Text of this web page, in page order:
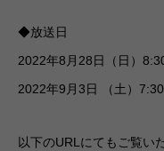
◆放送日
2022年8月28日（日）
2022年9月3日 （土）
以下のURLにてもご覧い